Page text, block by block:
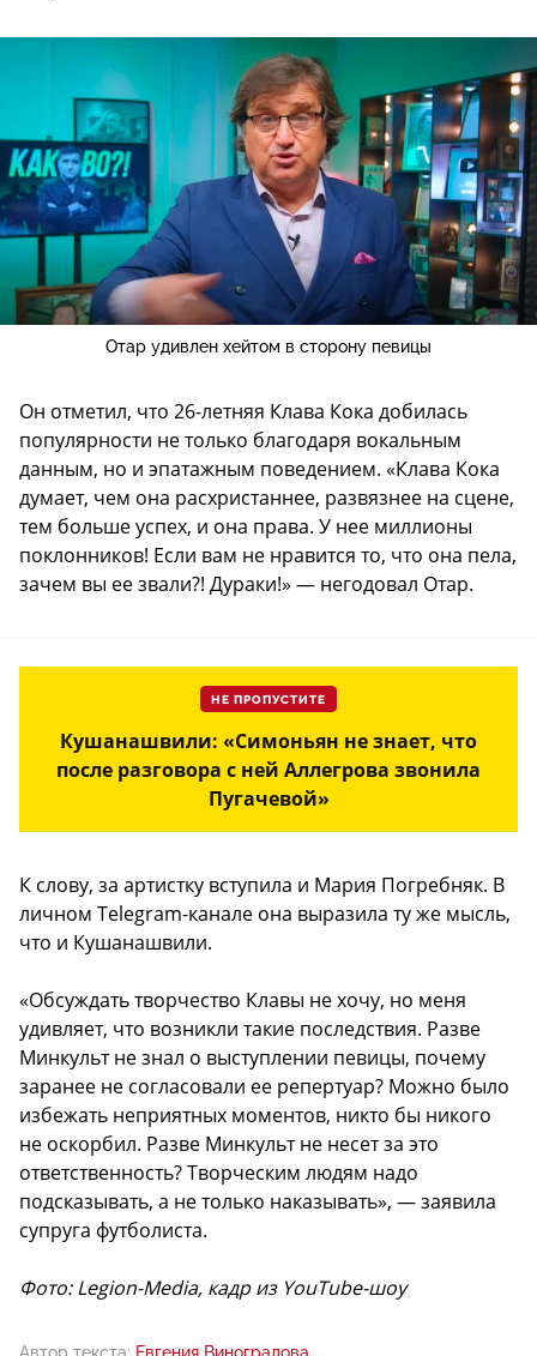
Отар удивлен хейтом в сторону певицы
Он отметил, что 26-летняя Клава Кока добилась
популярности не только благодаря вокальным
данным, но и эпатажным поведением. «Клава Кока
думает, чем она расхристаннее, развязнее на сцене,
тем больше успех, и она права. У нее миллионы
поклонников! Если вам не нравится то, что она пела,
зачем вы ее звали?! Дураки!» — негодовал Отар.
НЕ ПРОПУСТИТЕ
Кушанашвили: «Симоньян не знает, что
после разговора с ней Аллегрова звонила
Пугачевой»
К слову, за артистку вступила и Мария Погребняк. В
личном Telegram-канале она выразила ту же мысль,
что и Кушанашвили.
«Обсуждать творчество Клавы не хочу, но меня
удивляет, что возникли такие последствия. Разве
Минкульт не знал о выступлении певицы, почему
заранее не согласовали ее репертуар? Можно было
избежать неприятных моментов, никто бы никого
не оскорбил. Разве Минкульт не несет за это
ответственность? Творческим людям надо
подсказывать, а не только наказывать», — заявила
супруга футболиста.
Фото: Legion-Media, кадр из YouTube-шоу